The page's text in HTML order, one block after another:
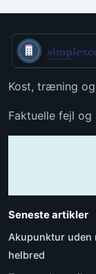
Kost, træning
Faktuelle fejl og
Seneste artikler
Akupunktur uden
helbred